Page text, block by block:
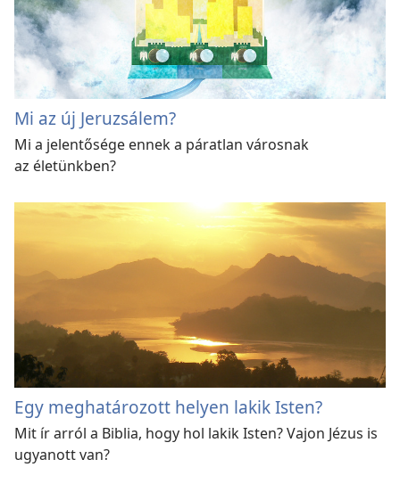
Mi az új Jeruzsálem?
Mi a jelentősége ennek a páratlan városnak
az életünkben?
Egy meghatározott helyen lakik Isten?
Mit ír arról a Biblia, hogy hol lakik Isten? Vajon Jézus is
ugyanott van?